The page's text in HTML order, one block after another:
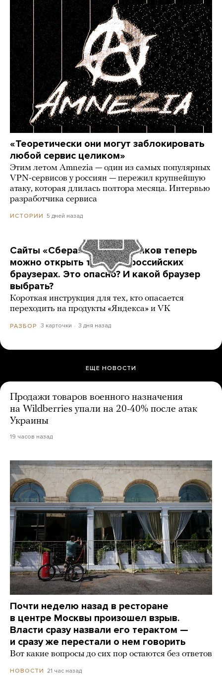
«Теоретически они могут заблокировать
любой сервис целиком»
Этим летом Amnezia — один из самых популярных
VPN-сервисов у россиян — пережил крупнейшую
атаку, которая длилась полтора месяца. Интервью
разработчика сервиса
ИСТОРИИ 5 дней назад
Сайты «Сбера» и других банков теперь
можно открыть только в российских
браузерах. Это опасно? И какой браузер
выбрать?
Короткая инструкция для тех, кто опасается
переходить на продукты «Яндекса» и VK
РАЗБОР 3 карточки 3 дня назад
ЕЩЕ НОВОСТИ
Продажи товаров военного назначения
на Wildberries упали на 20-40% после атак
Украины
19 часов назад
Почти неделю назад в ресторане
в центре Москвы произошел взрыв.
Власти сразу назвали его терактом —
и сразу же перестали о нем говорить
Вот какие вопросы до сих пор остаются без ответов
НОВОСТИ 21 час назад